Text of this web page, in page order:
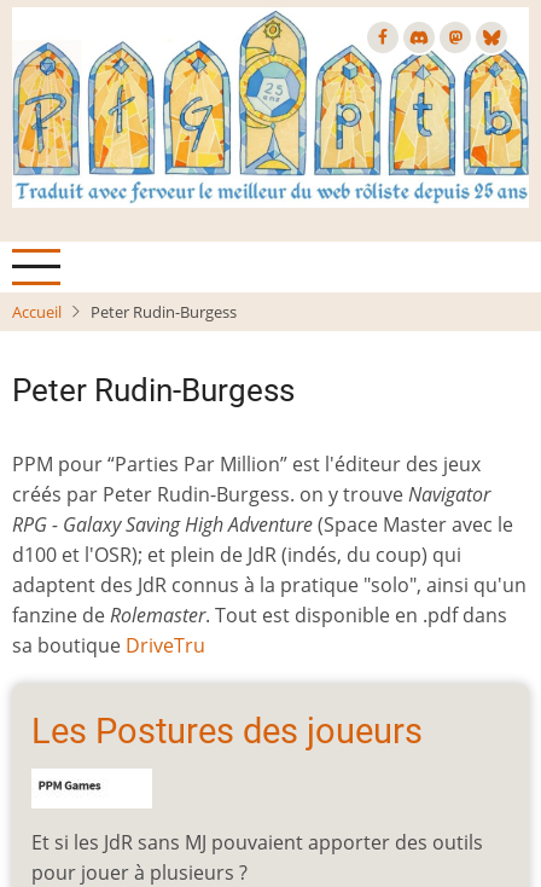
Aller
contenu
principal
Accueil Peter Rudin-Burgess
Peter Rudin-Burgess
PPM pour “Parties Par Million” est l'éditeur des jeux
créés par Peter Rudin-Burgess. on y trouveNavigator
RPG - Galaxy Saving High Adventure(Space Master avec le
d100 et l'OSR); et plein de JdR (indés, du coup) qui
adaptent des JdR connus à la pratique "solo", ainsi qu'un
fanzine deRolemaster. Tout est disponible en .pdf dans
sa boutique DriveTru
Les Postures des joueurs
Et si les JdR sans MJ pouvaient apporter des outils
pour jouer à plusieurs ?